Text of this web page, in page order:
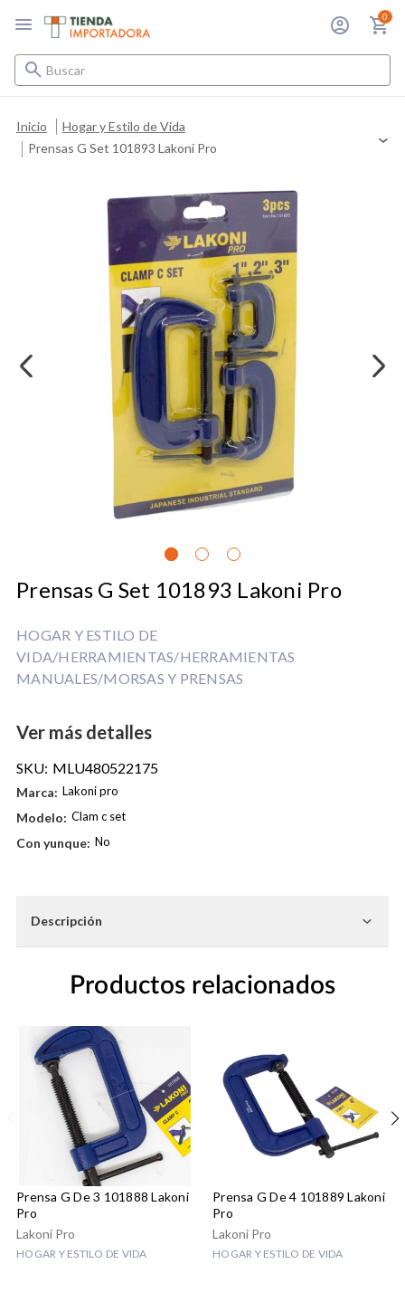
0
Buscar
Inicio
Hogar y Estilo de Vida
Prensas G Set 101893 Lakoni Pro
Prensas G Set 101893 Lakoni Pro
HOGAR Y ESTILO DE
VIDA/HERRAMIENTAS/HERRAMIENTAS
MANUALES/MORSAS Y PRENSAS
Ver más detalles
SKU: MLU480522175
Marca: Lakoni pro
Modelo: Clam c set
Con yunque: No
Descripción
Productos relacionados
Prensa G De 3 101888 Lakoni
Pro
Lakoni Pro
HOGAR Y ESTILO DE VIDA
Prensa G De 4 101889 Lakoni
Pro
Lakoni Pro
HOGAR Y ESTILO DE VIDA